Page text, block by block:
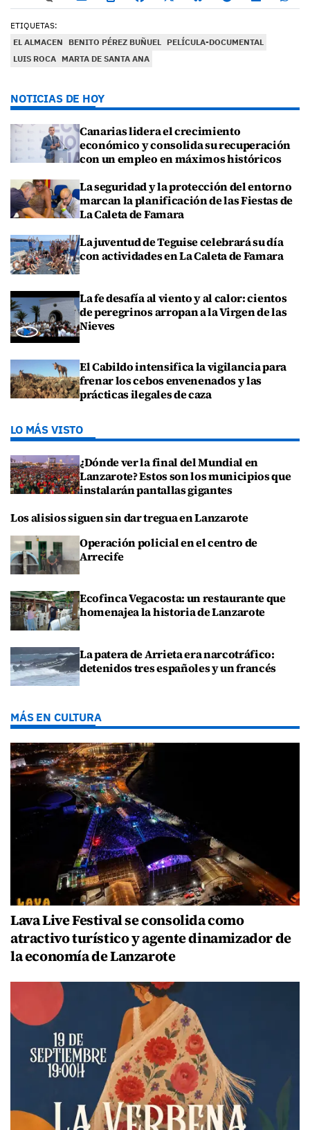
ETIQUETAS:
EL ALMACEN
BENITO PÉREZ BUÑUEL
PELÍCULA-DOCUMENTAL
LUIS ROCA MARTA DE SANTA ANA
NOTICIAS DE HOY
Canarias lidera el crecimiento
económico y consolida su recuperación
con un empleo en máximos históricos
La seguridad y la protección del entorno
marcan la planificación de las Fiestas de
La Caleta de Famara
La juventud de Teguise celebrará su día
con actividades en La Caleta de Famara
La fe desafía al viento y al calor: cientos
de peregrinos arropan a la Virgen de las
Nieves
El Cabildo intensifica la vigilancia para
frenar los cebos envenenados y las
prácticas ilegales de caza
LO MÁS VISTO
¿Dónde ver la final del Mundial en
Lanzarote? Estos son los municipios que
instalarán pantallas gigantes
Los alisios siguen sin dar tregua en Lanzarote
Operación policial en el centro de
Arrecife
Ecofinca Vegacosta: un restaurante que
homenajea la historia de Lanzarote
La patera de Arrieta era narcotráfico:
detenidos tres españoles y un francés
MÁS EN CULTURA
Lava Live Festival se consolida como
atractivo turístico y agente dinamizador de
la economía de Lanzarote